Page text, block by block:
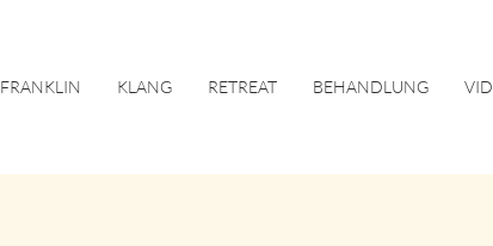
FRANKLIN KLANG RETREAT BEHANDLUNG